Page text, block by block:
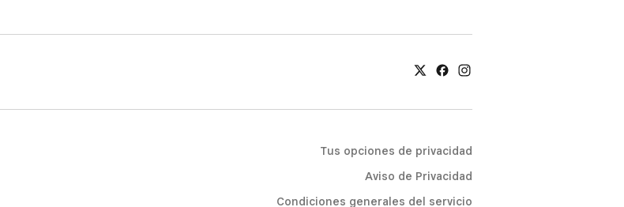
Tus opciones de privacidad
Aviso de Privacidad
Condiciones generales del servicio